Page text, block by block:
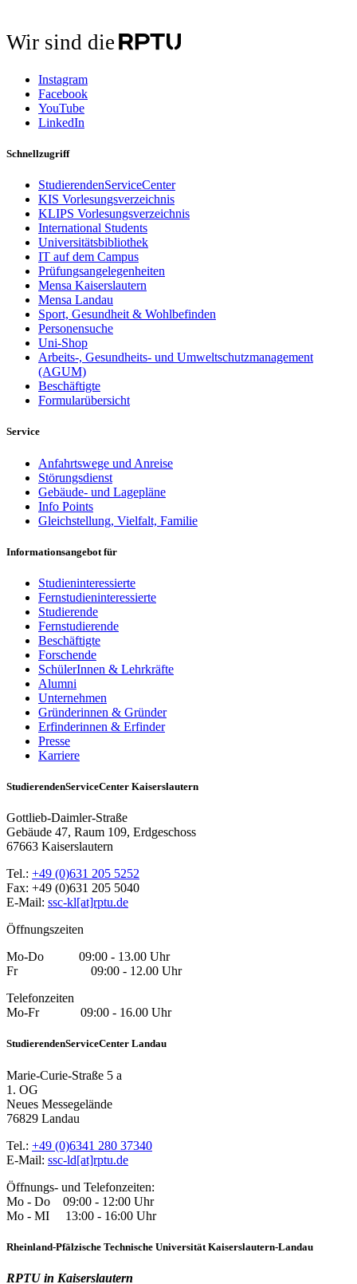
Wir sind die
Instagram
Facebook
YouTube
LinkedIn
Schnellzugriff
StudierendenServiceCenter
KIS Vorlesungsverzeichnis
KLIPS Vorlesungsverzeichnis
International Students
Universitätsbibliothek
IT auf dem Campus
Prüfungsangelegenheiten
Mensa Kaiserslautern
Mensa Landau
Sport, Gesundheit & Wohlbefinden
Personensuche
Uni-Shop
Arbeits-, Gesundheits- und Umweltschutzmanagement
(AGUM)
Beschäftigte
Formularübersicht
Service
Anfahrtswege und Anreise
Störungsdienst
Gebäude- und Lagepläne
Info Points
Gleichstellung, Vielfalt, Familie
Informationsangebot für
Studieninteressierte
Fernstudieninteressierte
Studierende
Fernstudierende
Beschäftigte
Forschende
SchülerInnen & Lehrkräfte
Alumni
Unternehmen
Gründerinnen & Gründer
Erfinderinnen & Erfinder
Presse
Karriere
StudierendenServiceCenter Kaiserslautern
Gottlieb-Daimler-Straße
Gebäude 47, Raum 109, Erdgeschoss
67663 Kaiserslautern
Tel.: +49 (0)631 205 5252
Fax: +49 (0)631 205 5040
E-Mail: ssc-kl[at]rptu.de
Öffnungszeiten
Mo-Do 09:00 - 13.00 Uhr
Fr 09:00 - 12.00 Uhr
Telefonzeiten
Mo-Fr 09:00 - 16.00 Uhr
StudierendenServiceCenter Landau
Marie-Curie-Straße 5 a
1. OG
Neues Messegelände
76829 Landau
Tel.: +49 (0)6341 280 37340
E-Mail: ssc-ld[at]rptu.de
Öffnungs- und Telefonzeiten:
Mo - Do 09:00 - 12:00 Uhr
Mo - MI 13:00 - 16:00 Uhr
Rheinland-Pfälzische Technische Universität Kaiserslautern-Landau
RPTU in Kaiserslautern